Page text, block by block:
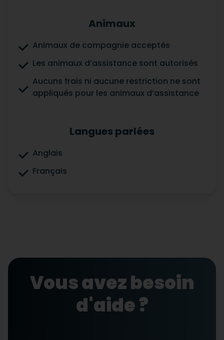
Animaux
Animaux de compagnie acceptés
Les animaux d’assistance sont autorisés
Aucuns frais ni aucune restriction ne sont
appliqués pour les animaux d’assistance
Langues parlées
Anglais
Français
Vous avez besoin
d'aide ?